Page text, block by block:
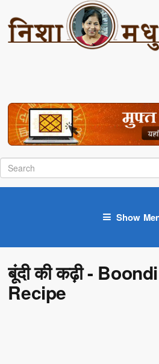
Show
बूंदी की कढ़ी -
Recipe